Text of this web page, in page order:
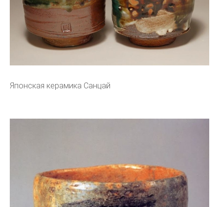
Японская керамика Санцай